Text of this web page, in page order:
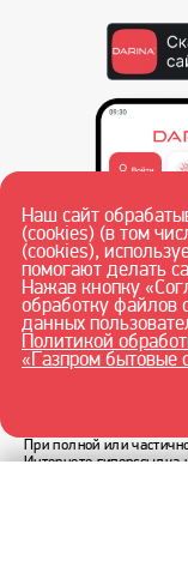
При полной или
Интернете гиперссылка
Наш сайт
(cookies) (в том
(cookies),
помогают делать
Нажав кнопку
обработку файлов
данных
Политикой
«Газпром бытовые